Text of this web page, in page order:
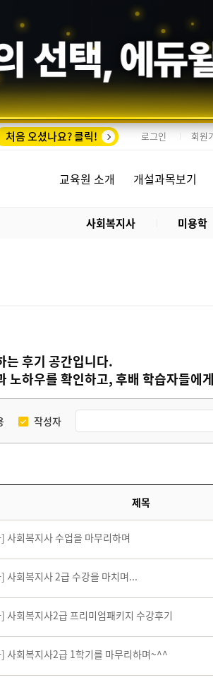
선택,에듀
처음 오셨나요? 클릭! 로그인 회원
교육원 소개 개설과목보기
사회복지사 미용학
는 후기 공간입니다.
노하우를 확인하고, 후배 학습자들에
작성자
제목
사회복지사 수업을 마무리하며
사회복지사 2급 수강을 마치며...
사회복지사2급 프리미엄패키지 수강후기
사회복지사2급 1학기를 마무리하며~^^